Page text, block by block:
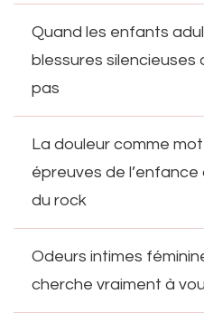
Quand les enfants
blessures silencieuses
pas
La douleur comme
épreuves de
du rock
Odeurs intimes
cherche vraiment à